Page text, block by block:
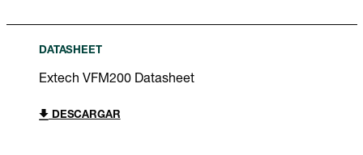
DATASHEET
Extech VFM200 Datasheet
DESCARGAR